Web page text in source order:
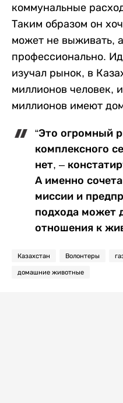
коммунальные
Таким образом он
может не выживать,
профессионально.
изучал рынок, в
миллионов человек,
миллионов имеют
“Это огромный
комплексного
нет, –
А именно
миссии и
подхода может
отношения к
Казахстан Волонтеры
домашние животные